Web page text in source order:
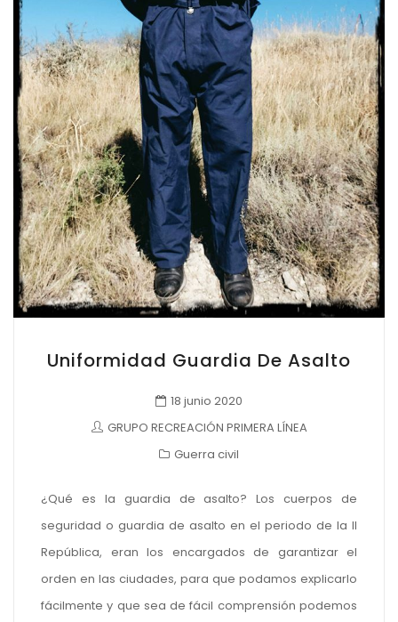
Uniformidad Guardia De Asalto
18 junio 2020
GRUPO RECREACIÓN PRIMERA LÍNEA
Guerra civil
¿Qué es la guardia de asalto? Los cuerpos de
seguridad o guardia de asalto en el periodo de la II
República, eran los encargados de garantizar el
orden en las ciudades, para que podamos explicarlo
fácilmente y que sea de fácil comprensión podemos